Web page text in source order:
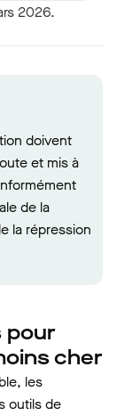
2026.
doivent
et mis à
de la
la répression
pour
cher
les
outils de